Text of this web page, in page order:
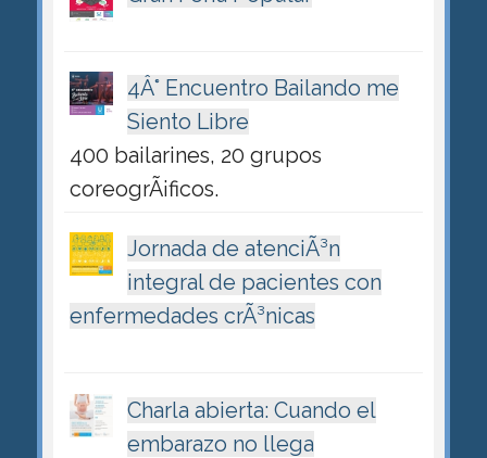
4Â° Encuentro Bailando me
Siento Libre
400 bailarines, 20 grupos
coreogrÃ¡ficos.
Jornada de atenciÃ³n
integral de pacientes con
enfermedades crÃ³nicas
Charla abierta: Cuando el
embarazo no llega